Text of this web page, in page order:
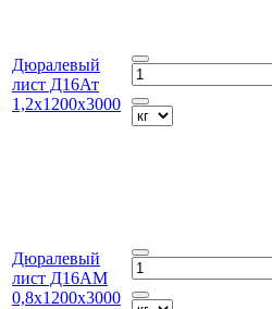
Дюралевый
лист Д16Ат
1,2х1200х3000
Дюралевый
лист Д16АМ
0,8х1200х3000